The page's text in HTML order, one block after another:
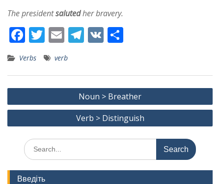
The presidentsalutedher bravery.
F
ac
e
b
o
k
T
w
itt
er
E
m
ai
l
T
gr
a
m
V
e
Verbs verb
Post
navigation
Noun > Breather
Verb > Distinguish
Search
for:
Введіть